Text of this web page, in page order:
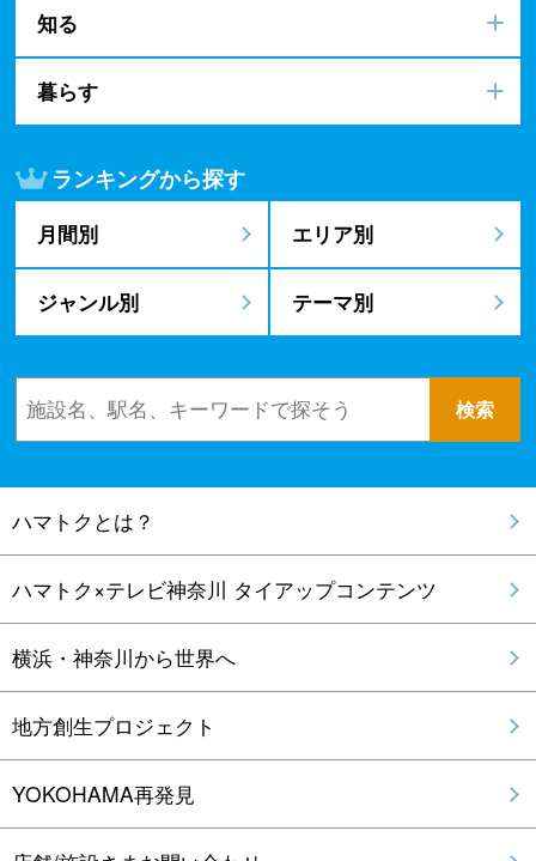
知る
暮らす
ランキングから探す
月間別 エリア別
ジャンル別 テーマ別
ハマトクとは？
ハマトク×テレビ神奈川 タイアップコンテンツ
横浜・神奈川から世界へ
地方創生プロジェクト
YOKOHAMA再発見